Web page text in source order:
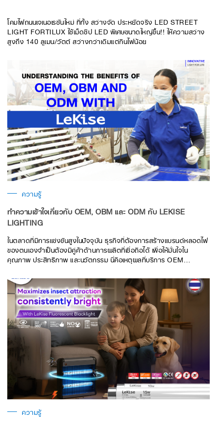
โคมไฟถนนเจเนอเรชันใหม่ ที่ทั้ง สว่างจัด ประหยัดจริง LED STREET
LIGHT FORTILUX ใช้เม็ดชิป LED พิเศษขนาดใหญ่ขึ้น!! ให้ความสว่าง
สูงถึง 140 ลูเมน/วัตต์ สว่างกว่าเดิมแต่กินไฟน้อย
ความรู้
ทำความเข้าใจเกี่ยวกับ OEM, OBM และ ODM กับ LEKISE
LIGHTING
ในตลาดที่มีการแข่งขันสูงในปัจจุบัน ธุรกิจที่ต้องการสร้างแบรนด์หลอดไฟ
ของตนเองจำเป็นต้องมีคู่ค้าด้านการผลิตที่เชื่อถือได้ เพื่อให้มั่นใจใน
คุณภาพ ประสิทธิภาพ และนวัตกรรม นี่คือเหตุผลที่บริการ OEM
Manufacturer) และ ODM (Original Design Manufacturer)
ความรู้